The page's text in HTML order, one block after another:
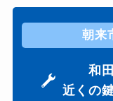
朝来
和
近くの